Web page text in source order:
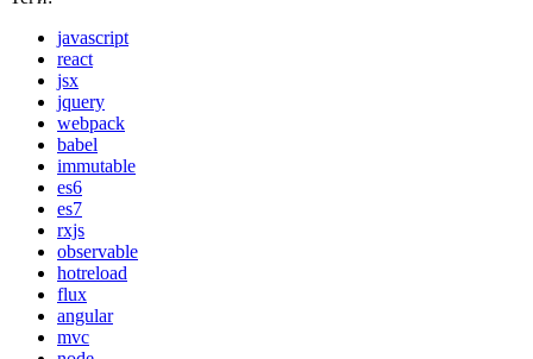
javascript
react
jsx
jquery
webpack
babel
immutable
es6
es7
rxjs
observable
hotreload
flux
angular
mvc